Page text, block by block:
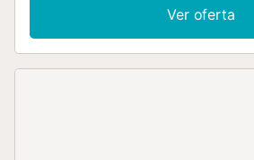
Ver oferta